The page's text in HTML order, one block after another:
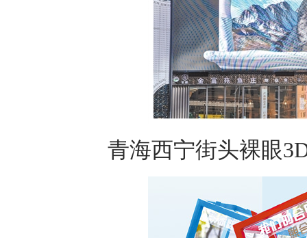
青海西宁街头裸眼3D